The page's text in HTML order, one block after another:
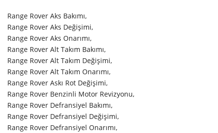
Range Rover Aks Bakımı,
Range Rover Aks Değişimi,
Range Rover Aks Onarımı,
Range Rover Alt Takım Bakımı,
Range Rover Alt Takım Değişimi,
Range Rover Alt Takım Onarımı,
Range Rover Askı Rot Değişimi,
Range Rover Benzinli Motor Revizyonu,
Range Rover Defransiyel Bakımı,
Range Rover Defransiyel Değişimi,
Range Rover Defransiyel Onarımı,